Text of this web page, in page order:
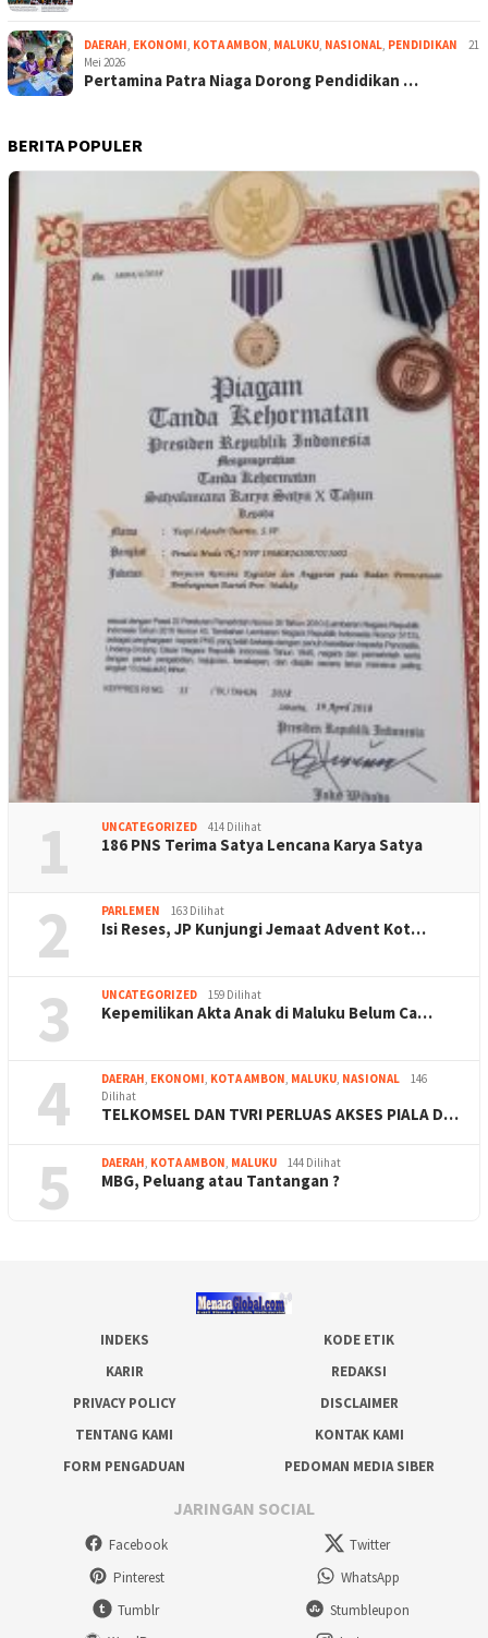
DAERAH, EKONOMI, KOTA AMBON, MALUKU, NASIONAL, PENDIDIKAN
21
Mei 2026
Pertamina Patra Niaga Dorong Pendidikan …
BERITA POPULER
1 UNCATEGORIZED 414 Dilihat
186 PNS Terima Satya Lencana Karya Satya
2 PARLEMEN 163 Dilihat
Isi Reses, JP Kunjungi Jemaat Advent Kot…
3 UNCATEGORIZED 159 Dilihat
Kepemilikan Akta Anak di Maluku Belum Ca…
4 DAERAH, EKONOMI, KOTA AMBON, MALUKU, NASIONAL
146
Dilihat
TELKOMSEL DAN TVRI PERLUAS AKSES PIALA D…
5 DAERAH, KOTA AMBON, MALUKU 144 Dilihat
MBG, Peluang atau Tantangan ?
INDEKS
KODE ETIK
KARIR
REDAKSI
PRIVACY POLICY
DISCLAIMER
TENTANG KAMI
KONTAK KAMI
FORM PENGADUAN
PEDOMAN MEDIA SIBER
JARINGAN SOCIAL
Facebook
Twitter
Pinterest
WhatsApp
Tumblr
Stumbleupon